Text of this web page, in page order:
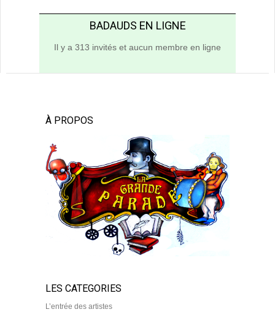
BADAUDS EN LIGNE
Il y a 313 invités et aucun membre en ligne
À PROPOS
LES CATEGORIES
L’entrée des artistes